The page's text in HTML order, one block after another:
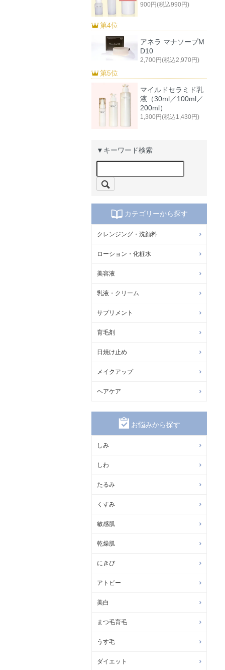
900円(税込990円)
第4位
アネラ マナソープM
D10
2,700円(税込2,970円)
第5位
マイルドセラミド乳
液（30ml／100ml／
200ml）
1,300円(税込1,430円)
▼キーワード検索
カテゴリーから探す
クレンジング・洗顔料
ローション・化粧水
美容液
乳液・クリーム
サプリメント
育毛剤
日焼け止め
メイクアップ
ヘアケア
お悩みから探す
しみ
しわ
たるみ
くすみ
敏感肌
乾燥肌
にきび
アトピー
美白
まつ毛育毛
うす毛
ダイエット